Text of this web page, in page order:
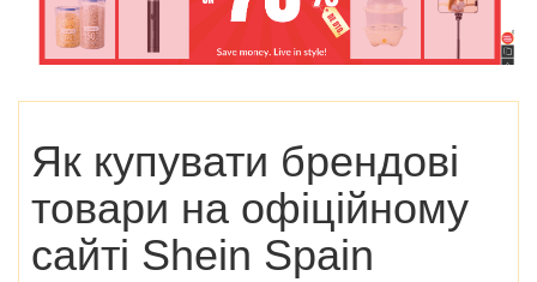
Як купувати брендові
товари на офіційному
сайті Shein Spain